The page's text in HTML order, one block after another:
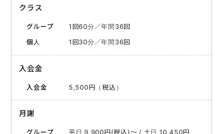
クラス
1回60分／年間36回
1回30分／年間36回
入会金
5,500円（税込）
月謝
平日 9,900円(税込)〜 / 土日 10,450円